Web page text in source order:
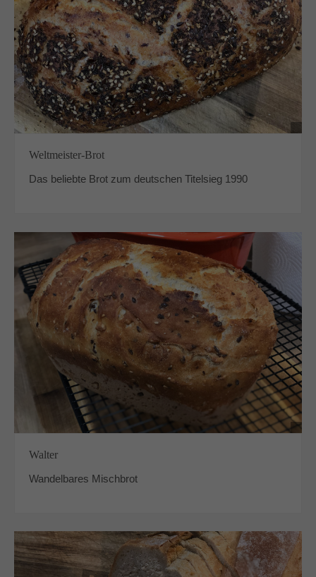
Weltmeister-Brot
Das beliebte Brot zum deutschen Titelsieg 1990
Walter
Wandelbares Mischbrot